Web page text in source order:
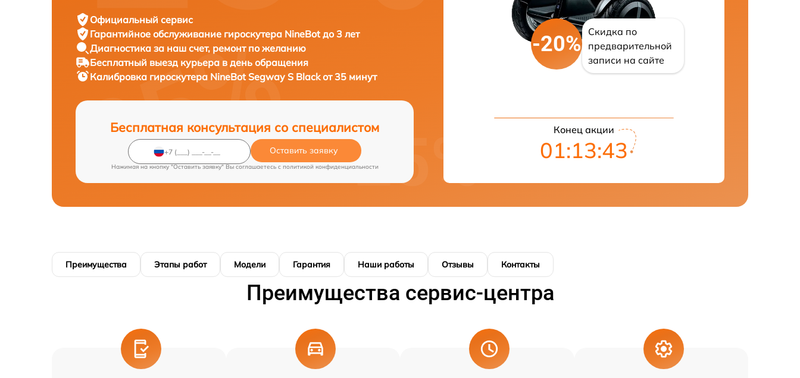
Официальный сервис
Гарантийное обслуживание гироскутера NineBot до 3 лет
Диагностика за наш счет, ремонт по желанию
Бесплатный выезд курьера в день обращения
Калибровка гироскутера NineBot Segway S Black от 35 минут
Бесплатная консультация со специалистом
Оставить заявку
Нажимая на кнопку "Оставить заявку" Вы соглашаетесь c политикой конфиденциальности
-20%
Скидка по
предварительной
записи на сайте
Конец акции
01:13:42
Преимущества Этапы работ Модели Гарантия Наши работы Отзывы Контакты
Преимущества сервис-центра